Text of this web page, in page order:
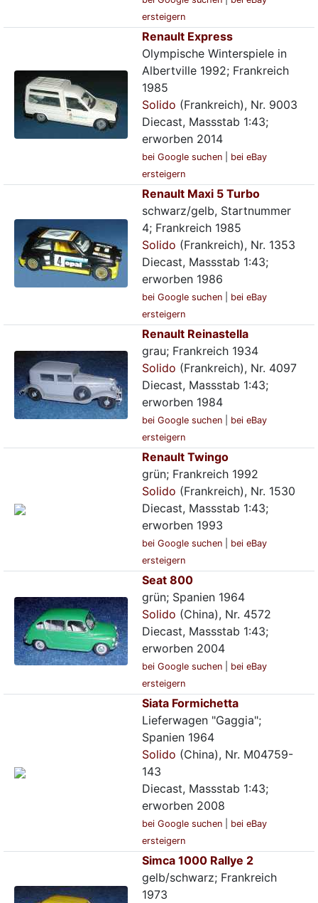
ersteigern
Renault Express
Olympische Winterspiele in
Albertville 1992; Frankreich
1985
Solido (Frankreich), Nr. 9003
Diecast, Massstab 1:43;
erworben 2014
bei Google suchen
bei eBay
ersteigern
Renault Maxi 5 Turbo
schwarz/gelb, Startnummer
4; Frankreich 1985
Solido (Frankreich), Nr. 1353
Diecast, Massstab 1:43;
erworben 1986
bei Google suchen
bei eBay
ersteigern
Renault Reinastella
grau; Frankreich 1934
Solido (Frankreich), Nr. 4097
Diecast, Massstab 1:43;
erworben 1984
bei Google suchen
bei eBay
ersteigern
Renault Twingo
grün; Frankreich 1992
Solido (Frankreich), Nr. 1530
Diecast, Massstab 1:43;
erworben 1993
bei Google suchen
bei eBay
ersteigern
Seat 800
grün; Spanien 1964
Solido (China), Nr. 4572
Diecast, Massstab 1:43;
erworben 2004
bei Google suchen
bei eBay
ersteigern
Siata Formichetta
Lieferwagen "Gaggia";
Spanien 1964
Solido (China), Nr. M04759-
143
Diecast, Massstab 1:43;
erworben 2008
bei Google suchen
bei eBay
ersteigern
Simca 1000 Rallye 2
gelb/schwarz; Frankreich
1973